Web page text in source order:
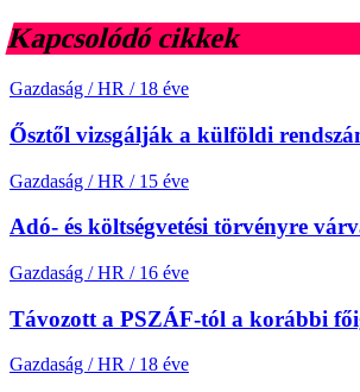
Kapcsolódó cikkek
Gazdaság / HR / 18 éve
Ősztől vizsgálják a külföldi
Gazdaság / HR / 15 éve
Adó- és költségvetési törvényre
Gazdaság / HR / 16 éve
Távozott a PSZÁF-tól a korábbi
Gazdaság / HR / 18 éve